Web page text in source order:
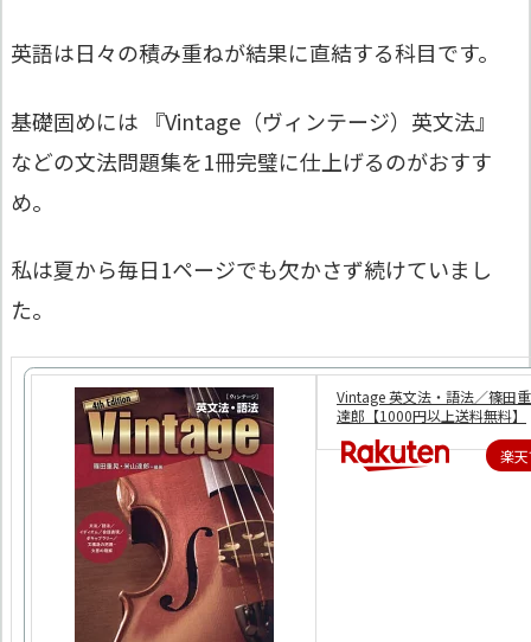
英語は日々の積み重ねが結果に直結する科目です。
基礎固めには 『Vintage（ヴィンテージ）英文法』
などの文法問題集を1冊完璧に仕上げるのがおすす
め。
私は夏から毎日1ページでも欠かさず続けていまし
た。
Vintage 英文法・語法／篠田
達郎【1000円以上送料無料】
楽